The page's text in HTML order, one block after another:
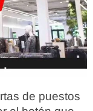
de puestos